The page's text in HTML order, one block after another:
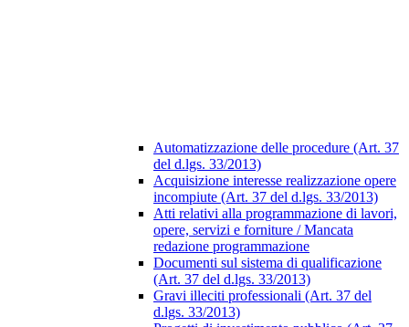
Automatizzazione delle procedure (Art. 37
del d.lgs. 33/2013)
Acquisizione interesse realizzazione opere
incompiute (Art. 37 del d.lgs. 33/2013)
Atti relativi alla programmazione di lavori,
opere, servizi e forniture / Mancata
redazione programmazione
Documenti sul sistema di qualificazione
(Art. 37 del d.lgs. 33/2013)
Gravi illeciti professionali (Art. 37 del
d.lgs. 33/2013)